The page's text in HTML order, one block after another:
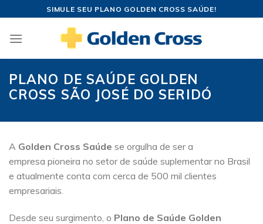
content
SIMULE SEU PLANO GOLDEN CROSS SAÚDE!
PLANO DE SAÚDE GOLDEN
CROSS SÃO JOSÉ DO SERIDÓ
A Golden Cross Saúde se orgulha de ser a
empresa pioneira no setor de saúde suplementar no Brasil
e atualmente conta com cerca de 500 mil clientes
empresariais.
Desde seu surgimento, o Plano de Saúde Golden